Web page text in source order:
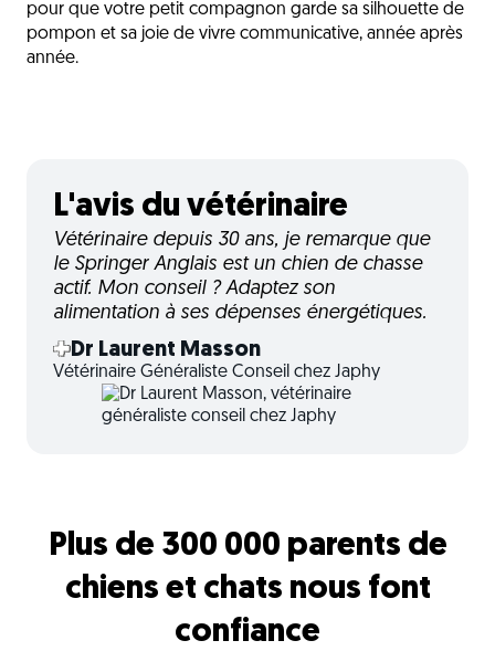
pour que votre petit compagnon garde sa silhouette de
pompon et sa joie de vivre communicative, année après
année.
L'avis du vétérinaire
Vétérinaire depuis 30 ans, je remarque que
le Springer Anglais est un chien de chasse
actif. Mon conseil ? Adaptez son
alimentation à ses dépenses énergétiques.
Dr Laurent Masson
Vétérinaire Généraliste Conseil chez Japhy
Plus de 300 000 parents de
chiens et chats nous font
confiance